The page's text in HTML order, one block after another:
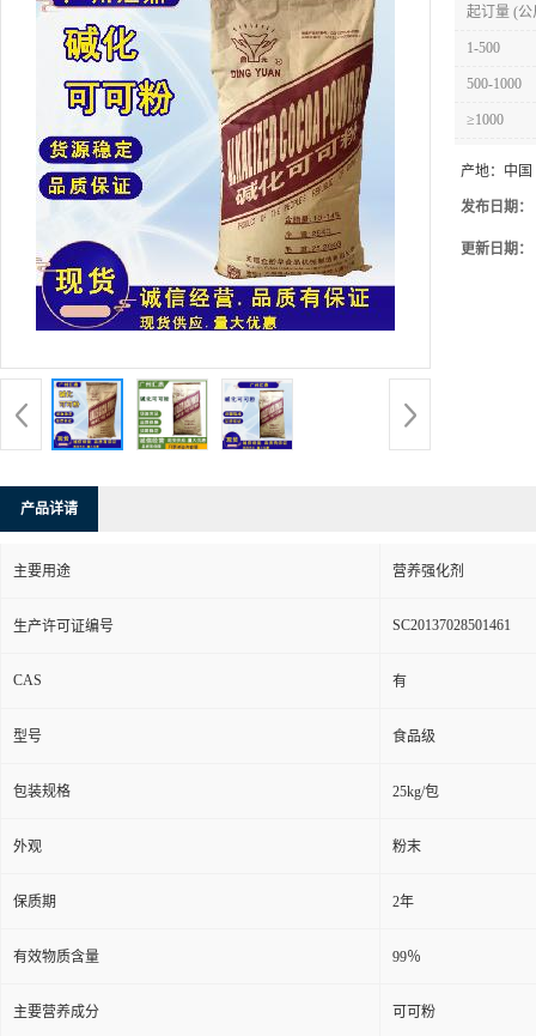
起订量 (公
1-500
500-1000
≥1000
产地： 中国
发布日期：
更新日期：
产品详请
主要用途 营养强化剂
生产许可证编号 SC20137028501461
CAS 有
型号 食品级
包装规格 25kg/包
外观 粉末
保质期 2年
有效物质含量 99％
主要营养成分 可可粉